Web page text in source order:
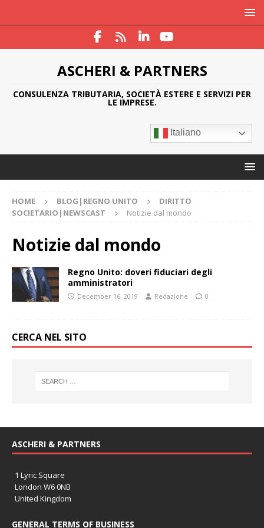
ASCHERI & PARTNERS
CONSULENZA TRIBUTARIA, SOCIETÀ ESTERE E SERVIZI PER
LE IMPRESE.
Italiano
HOME BLOG|REGNO UNITO
DIRITTO
SOCIETARIO|NEWSCAST
Notizie dal mondo
Notizie dal mondo
Regno Unito: doveri fiduciari degli
amministratori
December 16, 2019 Redazione 0
CERCA NEL SITO
ASCHERI & PARTNERS
1 Lyric Square
London W6 0NB
United Kingdom
GENERAL TERMS OF BUSINESS